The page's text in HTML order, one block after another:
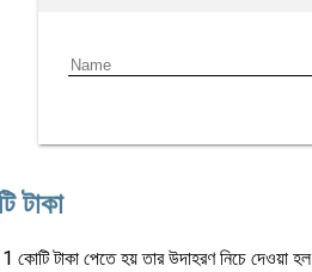
টাকা
1 কোটি টাকা পেতে হয় তার উদাহরণ নিচে দেওয়া হল